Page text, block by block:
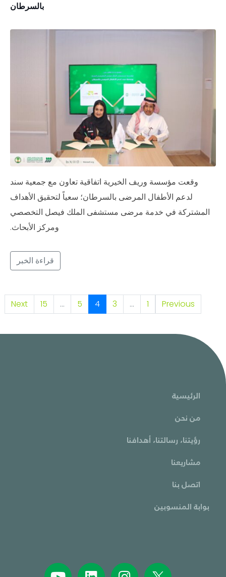
بالسرطان
وقعت مؤسسة وريف الخيرية اتفاقية تعاون مع جمعية سند
لدعم الأطفال المرضى بالسرطان؛ سعياً لتحقيق الأهداف
المشتركة في خدمة مرضى مستشفى الملك فيصل التخصصي
ومركز الأبحاث.
قراءة الخبر
Previous
1
...
3
4
5
...
15
Next
الرئيسية
من نحن
رؤيتنا، رسالتنا، أهدافنا
مشاريعنا
اتصل بنا
بوابة المنسوبين